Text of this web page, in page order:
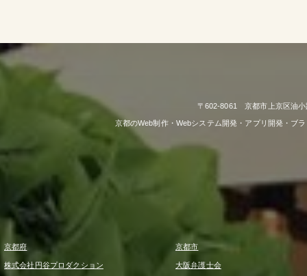
〒602-8061 京都市上京区油
京都のWeb制作・Webシステム開発・アプリ開発・ブ
京都府 京都市
株式会社円谷プロダクション 大阪弁護士会